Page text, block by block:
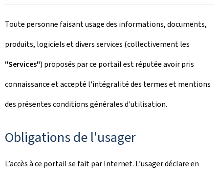
Toute personne faisant usage des informations, documents,
produits, logiciels et divers services (collectivement les
"Services") proposés par ce portail est réputée avoir pris
connaissance et accepté l'intégralité des termes et mentions
des présentes conditions générales d'utilisation.
Obligations de l'usager
L’accès à ce portail se fait par Internet. L’usager déclare en